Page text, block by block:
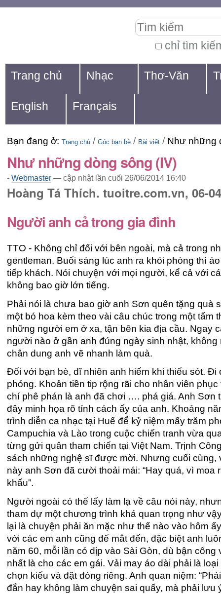
dung.
đến
mục
định
hướng
cá
nhân
chỉ tìm
kiếm
Navigation
Trang chủ Nhạc Thơ-Văn
English Français
Bạn đang ở: Trang chủ / Góc bạn bè / Bài viết / Như những
Như những dòng sông (IV)
- Webmaster — cập nhật lần cuối 26/06/2014 16:40
Hoàng Tá Thích. tuoitre.com.vn, 06-
Người anh cả trong gia đình
TTO - Không chỉ đối với bên ngoài, mà cả trong
gentleman. Buổi sáng lúc anh ra khỏi phòng thì
tiếp khách. Nói chuyện với mọi người, kể cả với
không bao giờ lớn tiếng.
Phải nói là chưa bao giờ anh Sơn quên tặng
một bó hoa kèm theo vài câu chúc trong một
những người em ở xa, tận bên kia địa cầu. Ngay
người nào ở gần anh đúng ngày sinh nhật,
chân dung anh vẽ nhanh làm quà.
Đối với bạn bè, dĩ nhiên anh hiếm khi thiếu sót.
phóng. Khoản tiền tip rộng rãi cho nhân viên
chí phê phán là anh đã chơi …. phá giá. Anh Sơn
đây minh họa rõ tính cách ấy của anh. Khoảng
trình diễn ca nhạc tại Huế để kỷ niệm mấy trăm
Campuchia và Lào trong cuộc chiến tranh vừa
từng gửi quân tham chiến tại Việt Nam. Trịnh
sách những nghệ sĩ được mời. Nhưng cuối cùng,
này anh Sơn đã cười thoải mái: “Hay quá, vì
khấu”.
Người ngoài có thể lấy làm lạ về câu nói này,
tham dự một chương trình khá quan trọng như
lại là chuyện phải ăn mặc như thế nào vào hôm
với các em anh cũng để mắt đến, đặc biệt anh
năm 60, mỗi lần có dịp vào Sài Gòn, dù bận
nhất là cho các em gái. Vải may áo dài phải là
chọn kiểu và đặt đóng riêng. Anh quan niệm:
đắn hay không làm chuyện sai quấy, mà phải